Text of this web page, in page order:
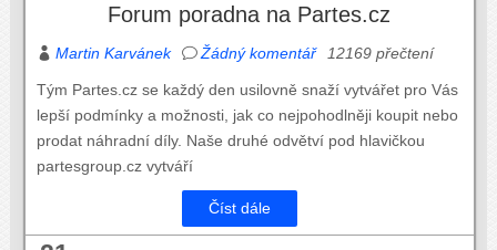
Forum poradna na Partes.cz
Martin Karvánek Žádný komentář 12169 přečtení
Tým Partes.cz se každý den usilovně snaží vytvářet pro Vás
lepší podmínky a možnosti, jak co nejpohodlněji koupit nebo
prodat náhradní díly. Naše druhé odvětví pod hlavičkou
partesgroup.cz vytváří
Číst dále